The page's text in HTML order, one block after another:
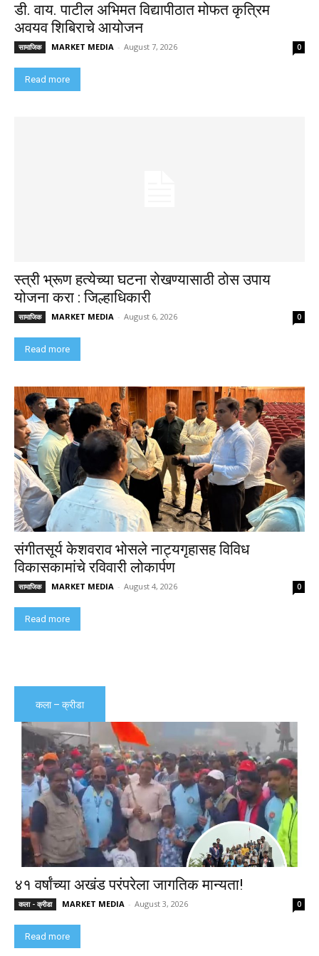
डी. वाय. पाटील अभिमत विद्यापीठात मोफत कृत्रिम
अवयव शिबिराचे आयोजन
सामाजिक MARKET MEDIA - August 7, 2026 0
Read more
स्त्री भ्रूण हत्येच्या घटना रोखण्यासाठी ठोस उपाय
योजना करा : जिल्हाधिकारी
सामाजिक MARKET MEDIA - August 6, 2026 0
Read more
संगीतसूर्य केशवराव भोसले नाट्यगृहासह विविध
विकासकामांचे रविवारी लोकार्पण
सामाजिक MARKET MEDIA - August 4, 2026 0
Read more
कला – क्रीडा
४१ वर्षांच्या अखंड परंपरेला जागतिक मान्यता!
कला - क्रीडा MARKET MEDIA - August 3, 2026 0
Read more